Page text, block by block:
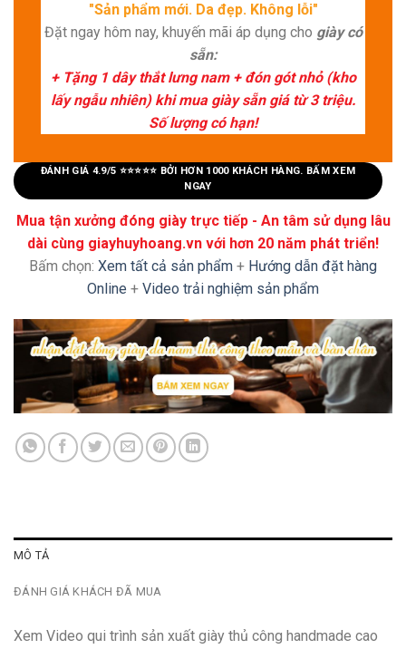
"Sản phẩm mới. Da đẹp. Không lỗi"
Đặt ngay hôm nay, khuyến mãi áp dụng cho giày có
sẵn:
+ Tặng 1 dây thắt lưng nam + đón gót nhỏ (kho
lấy ngẫu nhiên) khi mua giày sẵn giá từ 3 triệu.
Số lượng có hạn!
ĐÁNH GIÁ 4.9/5 ⭐⭐⭐⭐⭐ BỞI HƠN 1000 KHÁCH HÀNG. BẤM XEM
NGAY
Mua tận xưởng đóng giày trực tiếp - An tâm sử dụng lâu
dài cùng giayhuyhoang.vn với hơn 20 năm phát triển!
Bấm chọn: Xem tất cả sản phẩm + Hướng dẫn đặt hàng
Online + Video trải nghiệm sản phẩm
MÔ TẢ
ĐÁNH GIÁ KHÁCH ĐÃ MUA
Xem Video qui trình sản xuất giày thủ công handmade cao